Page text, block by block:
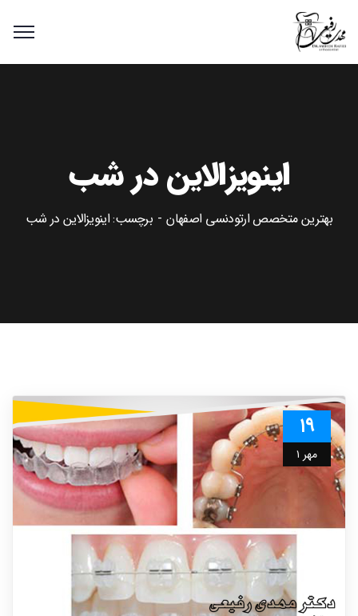
اینویزالاین در شب
بهترین متخصص ارتودنسی اصفهان برچسب: اینویزالاین در شب
۱۹
مهر ۱